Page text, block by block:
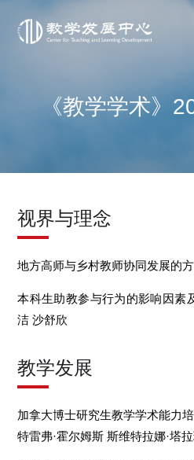
《教学学术》
视界与理念
地方高师与乡村教师协同发展的
本科生助教参与行为的影响因
洁 沙舒欣
教学发展
加拿大博士研究生教学学术能力
特雷弗·霍尔姆斯 斯维特拉娜·塔